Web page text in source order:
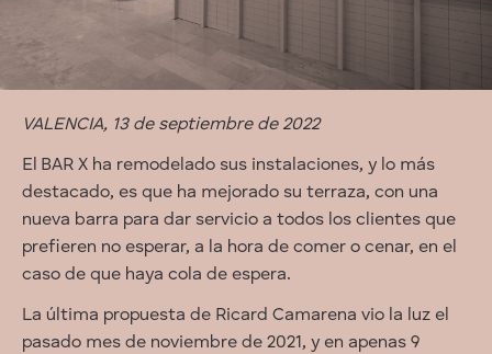
VALENCIA, 13 de septiembre de 2022
El BAR X ha remodelado sus instalaciones, y lo más
destacado, es que ha mejorado su terraza, con una
nueva barra para dar servicio a todos los clientes que
prefieren no esperar, a la hora de comer o cenar, en el
caso de que haya cola de espera.
La última propuesta de Ricard Camarena vio la luz el
pasado mes de noviembre de 2021, y en apenas 9